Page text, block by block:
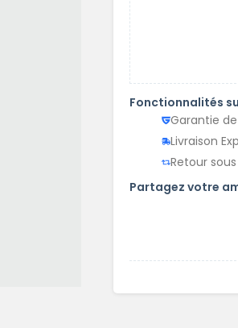
Fonctionnalités
Garantie de
Livraison
Retour
Partagez votre